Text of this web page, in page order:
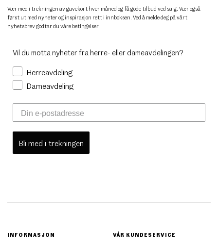
Vær med i trekningen av gavekort hver måned og få gode tilbud ved salg. Vær også
først ut med nyheter og inspirasjon rett i innboksen. Ved å melde deg på vårt
nyhetsbrev godtar du våre betingelser.
Vil du motta nyheter fra herre- eller dameavdelingen?
Herreavdeling
Dameavdeling
Bli med i trekningen
INFORMASJON VÅR KUNDESERVICE